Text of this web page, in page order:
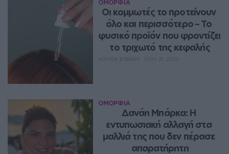
ΟΜΟΡΦΙΑ
Οι κομμωτές το προτείνουν
όλο και περισσότερο – Το
φυσικό προϊόν που φροντίζει
το τριχωτό της κεφαλής
ΟΜΟΡΦΙΑ
Δανάη Μπάρκα: Η
εντυπωσιακή αλλαγή στα
μαλλιά της που δεν πέρασε
απαρατήρητη